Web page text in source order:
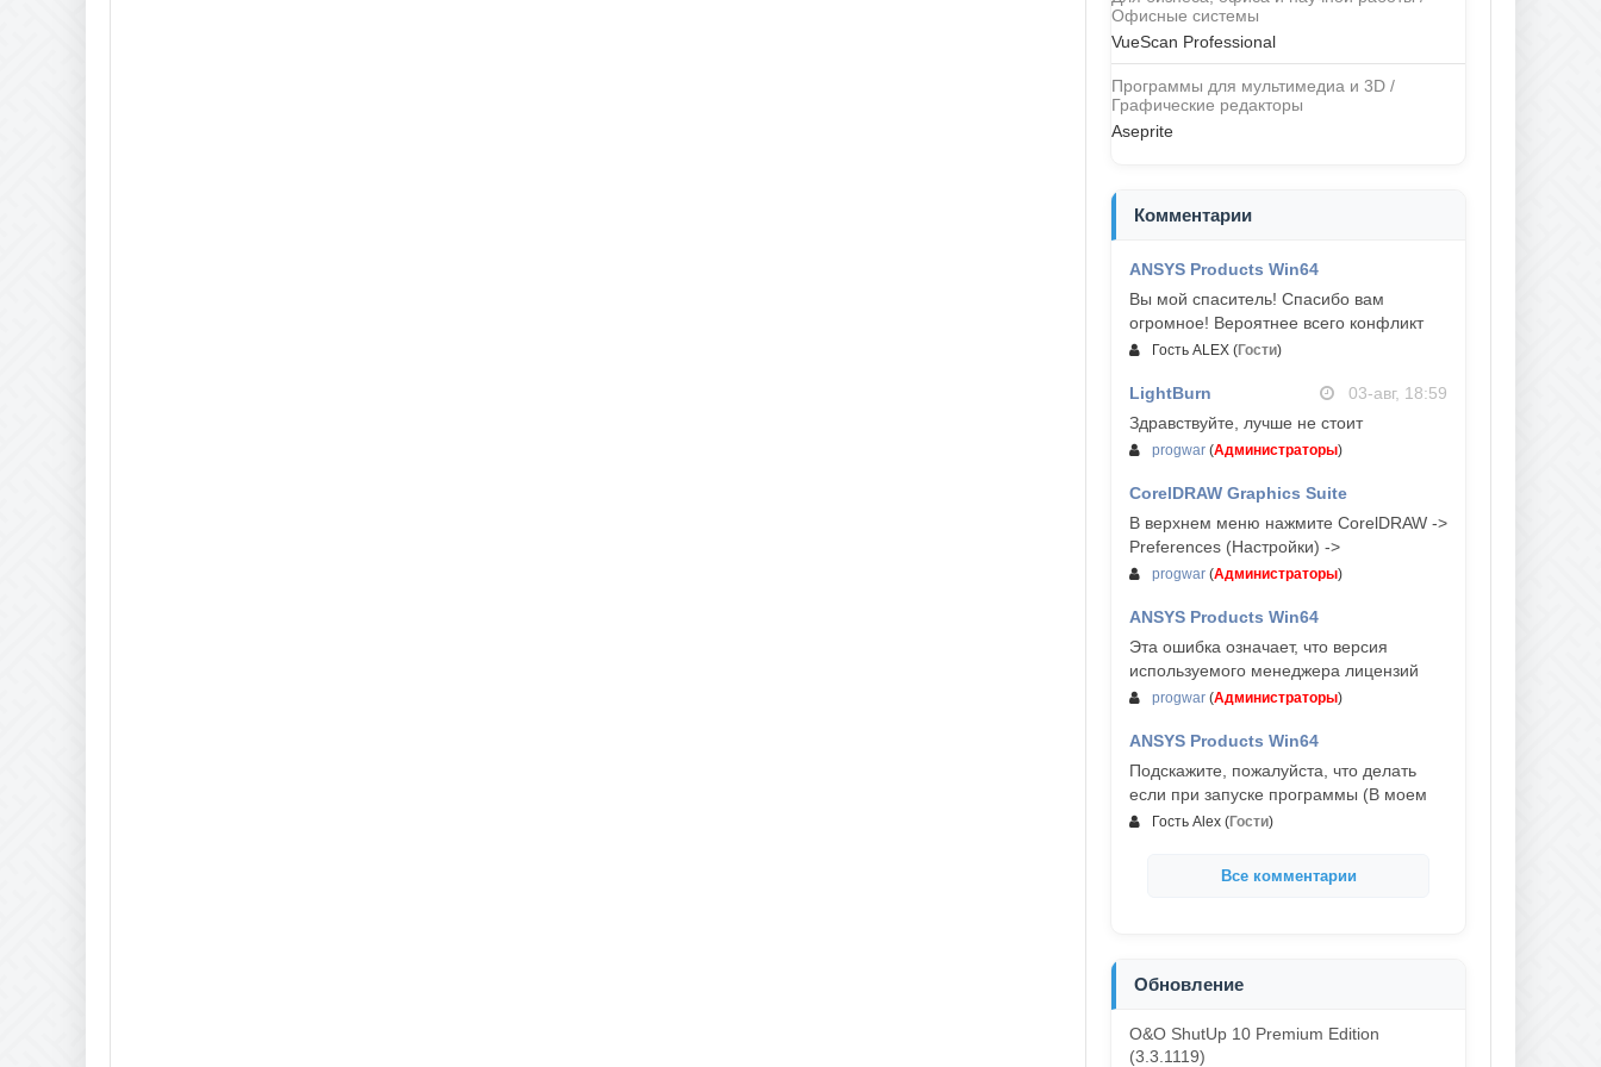
Офисные системы
VueScan Professional
Программы для мультимедиа и 3D /
Графические редакторы
Aseprite
Комментарии
ANSYS Products Win64
Вы мой спаситель! Спасибо вам
огромное! Вероятнее всего конфликт
Гость ALEX (Гости)
LightBurn
03-авг, 18:59
Здравствуйте, лучше не стоит
progwar (Администраторы)
CorelDRAW Graphics Suite
03-авг, 18:58
В верхнем меню нажмите CorelDRAW ->
Preferences (Настройки) ->
progwar (Администраторы)
ANSYS Products Win64
Эта ошибка означает, что версия
используемого менеджера лицензий
progwar (Администраторы)
ANSYS Products Win64
Подскажите, пожалуйста, что делать
если при запуске программы (В моем
Гость Alex (Гости)
Все комментарии
Обновление
O&O ShutUp 10 Premium Edition
(3.3.1119)